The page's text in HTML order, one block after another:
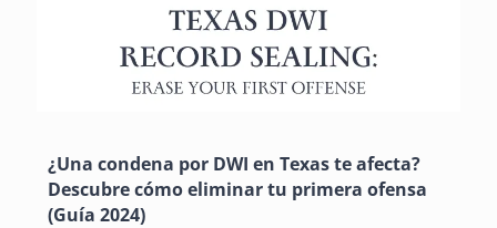
¿Una condena por DWI en Texas te afecta?
Descubre cómo eliminar tu primera ofensa
(Guía 2024)